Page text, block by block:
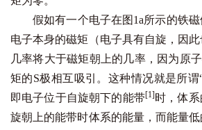
假如有一个电子在图1a所示的铁
电子本身的磁矩（电子具有自旋，因
几率将大于磁矩朝上的几率，因为原
矩的S极相互吸引。这种情况就是所谓
即电子位于自旋朝下的能带[1]时，体系
旋朝上的能带时体系的能量，而能量